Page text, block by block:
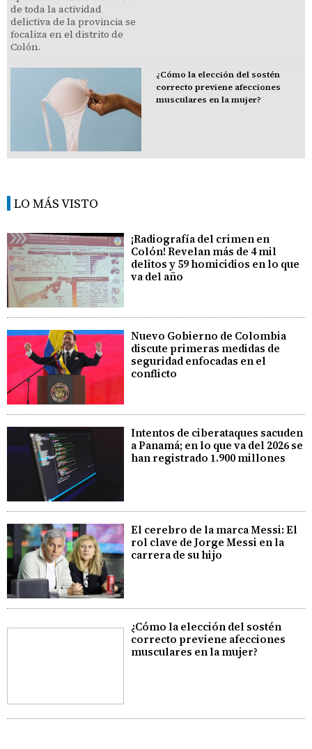
¿Cómo la elección del sostén
correcto previene afecciones
musculares en la mujer?
LO MÁS VISTO
¡Radiografía del crimen en
Colón! Revelan más de 4 mil
delitos y 59 homicidios en lo que
va del año
Nuevo Gobierno de Colombia
discute primeras medidas de
seguridad enfocadas en el
conflicto
Intentos de ciberataques sacuden
a Panamá; en lo que va del 2026 se
han registrado 1.900 millones
El cerebro de la marca Messi: El
rol clave de Jorge Messi en la
carrera de su hijo
¿Cómo la elección del sostén
correcto previene afecciones
musculares en la mujer?